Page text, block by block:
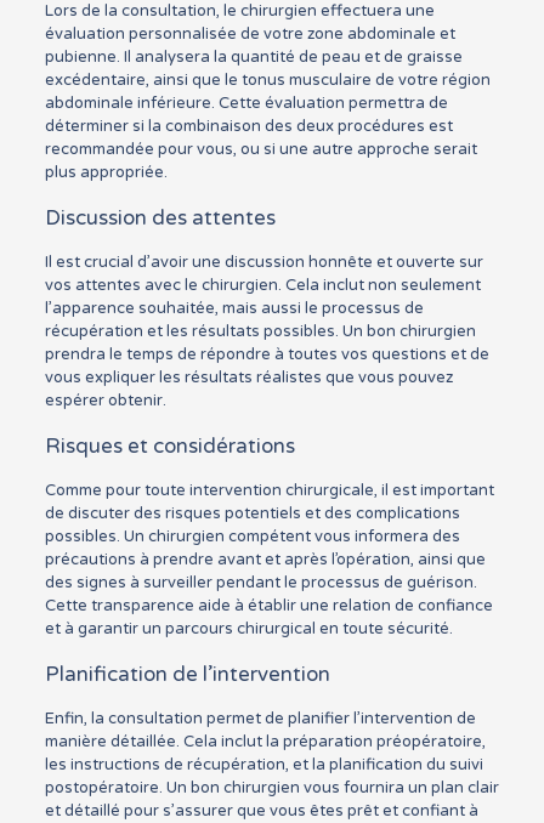
Lors de la consultation, le chirurgien effectuera une
évaluation personnalisée de votre zone abdominale et
pubienne. Il analysera la quantité de peau et de graisse
excédentaire, ainsi que le tonus musculaire de votre région
abdominale inférieure. Cette évaluation permettra de
déterminer si la combinaison des deux procédures est
recommandée pour vous, ou si une autre approche serait
plus appropriée.
Discussion des attentes
Il est crucial d’avoir une discussion honnête et ouverte sur
vos attentes avec le chirurgien. Cela inclut non seulement
l’apparence souhaitée, mais aussi le processus de
récupération et les résultats possibles. Un bon chirurgien
prendra le temps de répondre à toutes vos questions et de
vous expliquer les résultats réalistes que vous pouvez
espérer obtenir.
Risques et considérations
Comme pour toute intervention chirurgicale, il est important
de discuter des risques potentiels et des complications
possibles. Un chirurgien compétent vous informera des
précautions à prendre avant et après l’opération, ainsi que
des signes à surveiller pendant le processus de guérison.
Cette transparence aide à établir une relation de confiance
et à garantir un parcours chirurgical en toute sécurité.
Planification de l’intervention
Enfin, la consultation permet de planifier l’intervention de
manière détaillée. Cela inclut la préparation préopératoire,
les instructions de récupération, et la planification du suivi
postopératoire. Un bon chirurgien vous fournira un plan clair
et détaillé pour s’assurer que vous êtes prêt et confiant à